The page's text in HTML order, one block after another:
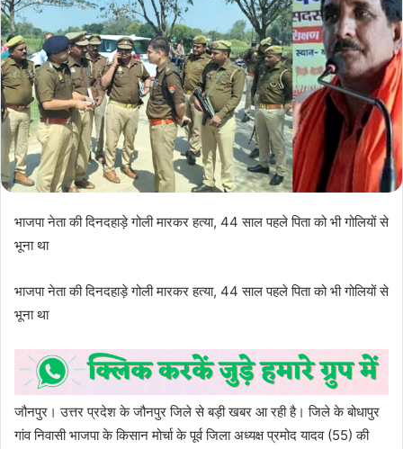
भाजपा नेता की दिनदहाड़े गोली मारकर हत्या, 44 साल पहले पिता को भी गोलियों से
भूना था
भाजपा नेता की दिनदहाड़े गोली मारकर हत्या, 44 साल पहले पिता को भी गोलियों से
भूना था
जौनपुर। उत्तर प्रदेश के जौनपुर जिले से बड़ी खबर आ रही है। जिले के बोधापुर
गांव निवासी भाजपा के किसान मोर्चा के पूर्व जिला अध्यक्ष प्रमोद यादव (55) की